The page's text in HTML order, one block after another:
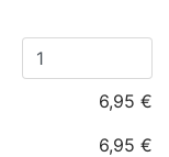
6,95 €
6,95 €